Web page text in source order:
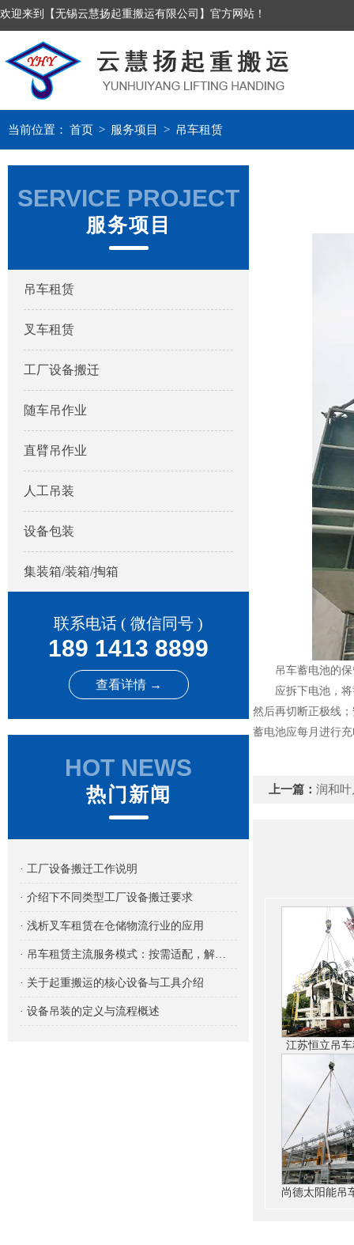
欢迎来到【无锡云慧扬起重搬运有限公司】官方网站！
当前位置： 首页 > 服务项目 > 吊车租赁
SERVICE PROJECT
服务项目
吊车租赁
叉车租赁
工厂设备搬迁
随车吊作业
直臂吊作业
人工吊装
设备包装
集装箱/装箱/掏箱
联系电话 ( 微信同号 )
189 1413 8899
查看详情 →
HOT NEWS
热门新闻
· 工厂设备搬迁工作说明
· 介绍下不同类型工厂设备搬迁要求
· 浅析叉车租赁在仓储物流行业的应用
· 吊车租赁主流服务模式：按需适配，解锁吊装作业新路径
· 关于起重搬运的核心设备与工具介绍
· 设备吊装的定义与流程概述
吊车蓄电池的保
应拆下电池，将蓄
然后再切断正极线
蓄电池应每月进行
上一篇： 润和
江苏恒立吊